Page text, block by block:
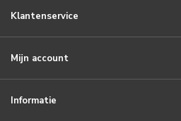
Klantenservice
Mijn account
Informatie